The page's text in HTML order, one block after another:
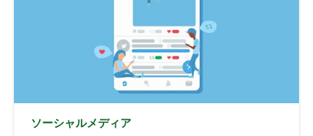
ソーシャルメディア